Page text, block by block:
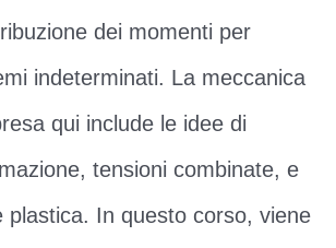
dei momenti per
indeterminati. La meccanica
qui include le idee di
tensioni combinate, e
plastica. In questo corso, viene